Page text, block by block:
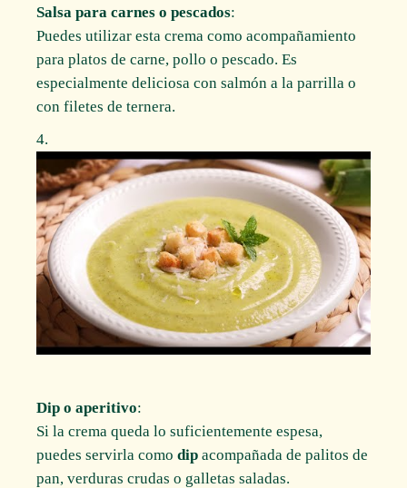
Salsa para carnes o pescados:
Puedes utilizar esta crema como acompañamiento
para platos de carne, pollo o pescado. Es
especialmente deliciosa con salmón a la parrilla o
con filetes de ternera.
Dip o aperitivo:
Si la crema queda lo suficientemente espesa,
puedes servirla comodip acompañada de palitos de
pan, verduras crudas o galletas saladas.